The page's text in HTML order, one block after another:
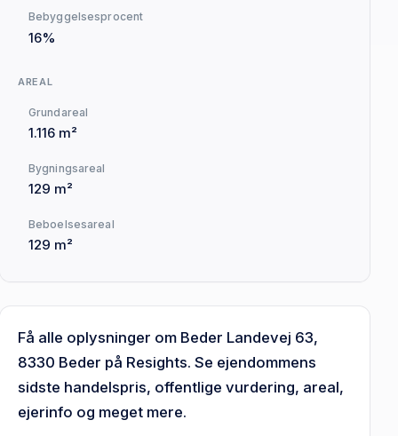
Bebyggelsesprocent
16%
AREAL
Grundareal
1.116 m²
Bygningsareal
129 m²
Beboelsesareal
129 m²
Få alle oplysninger om Beder Landevej 63,
8330 Beder på Resights. Se ejendommens
sidste handelspris, offentlige vurdering, areal,
ejerinfo og meget mere.